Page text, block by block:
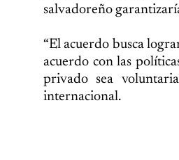
salvadoreño
“El acuerdo busca
acuerdo con las
privado sea
internacional.